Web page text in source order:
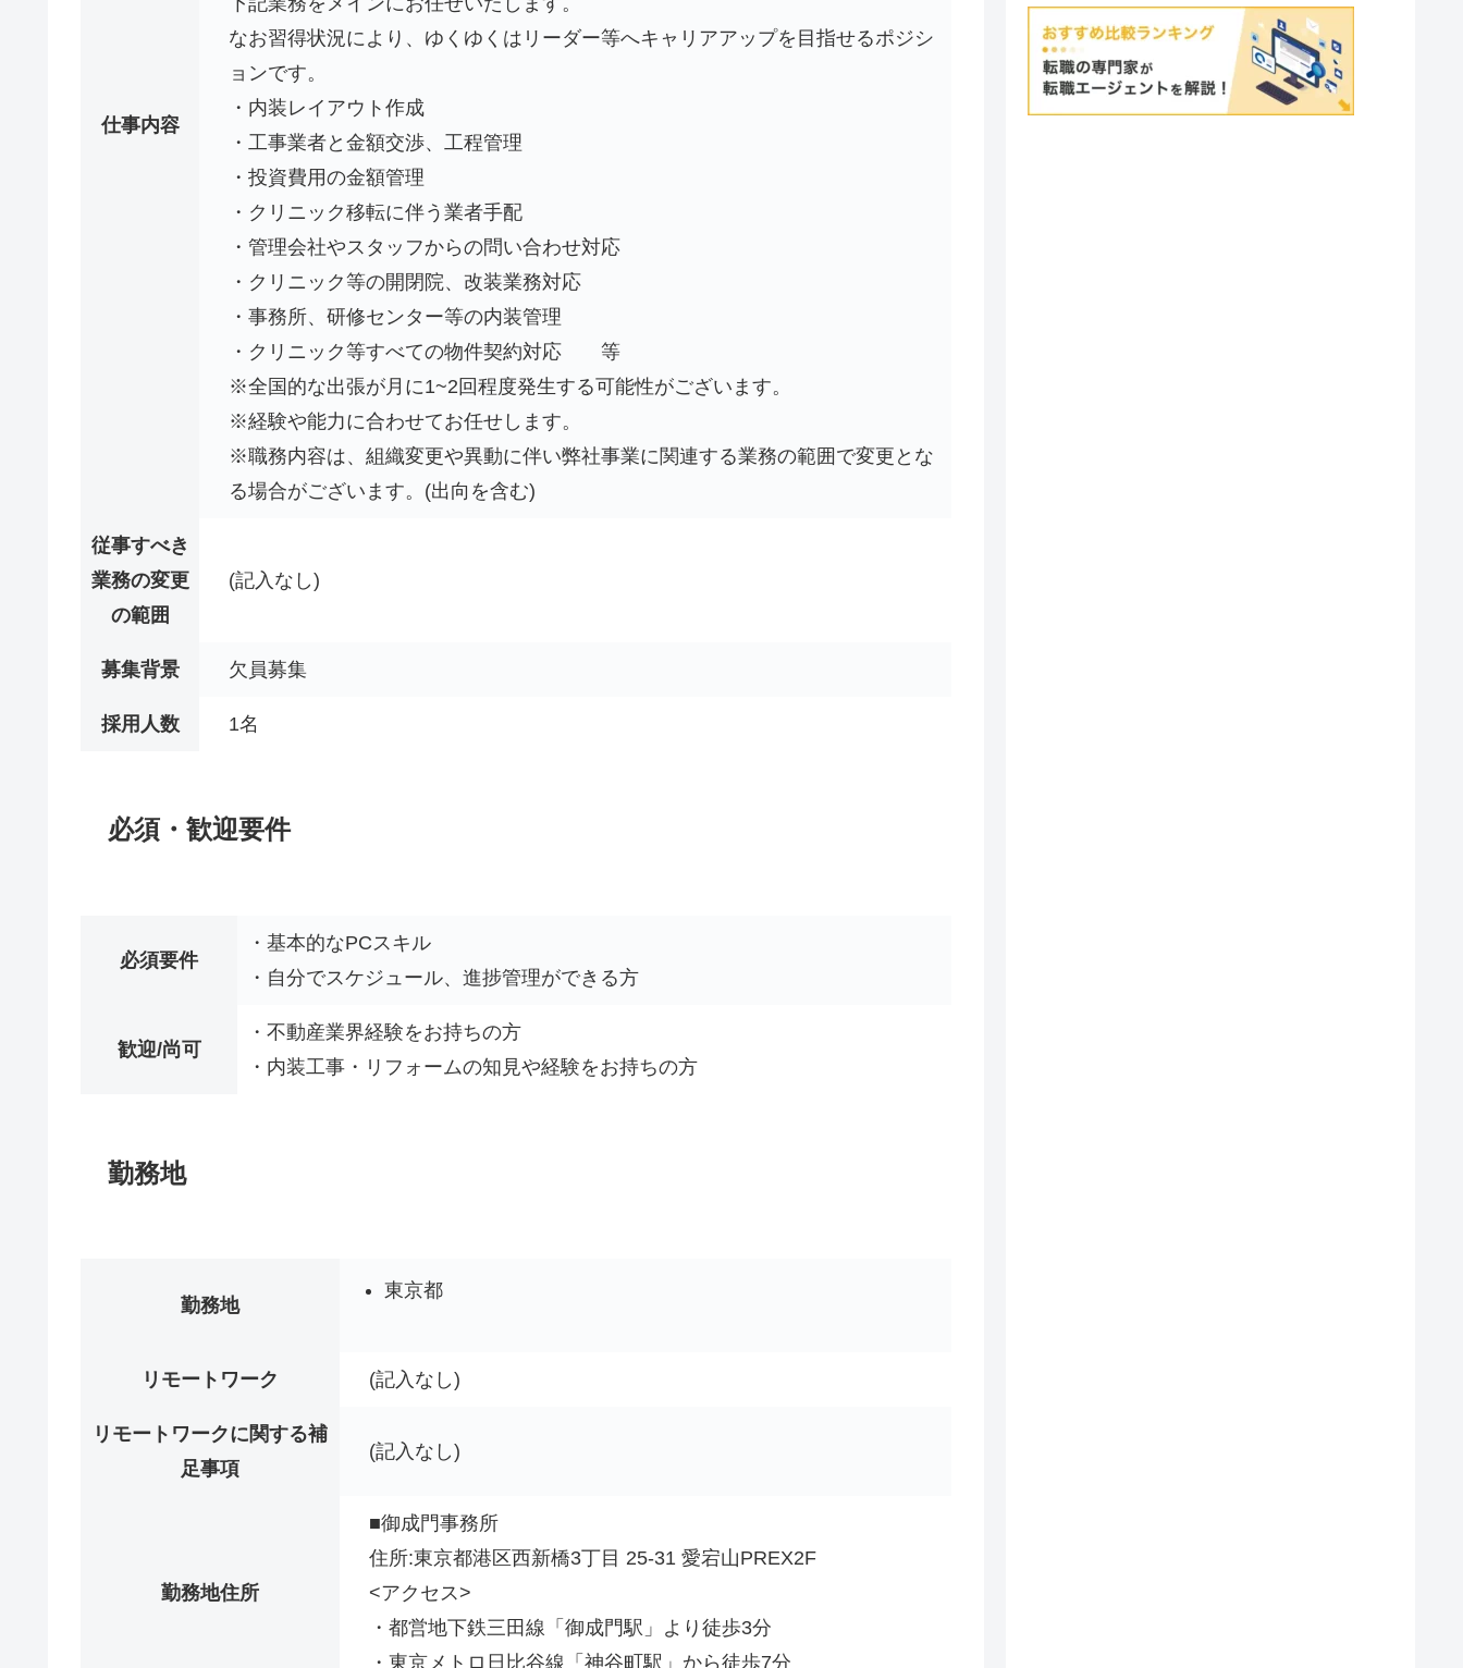
仕事内容
なお習得状況により、ゆくゆくはリーダー等へキャリアアップを目指せるポジシ
ョンです。
・内装レイアウト作成
・工事業者と金額交渉、工程管理
・投資費用の金額管理
・クリニック移転に伴う業者手配
・管理会社やスタッフからの問い合わせ対応
・クリニック等の開閉院、改装業務対応
・事務所、研修センター等の内装管理
・クリニック等すべての物件契約対応 等
※全国的な出張が月に1~2回程度発生する可能性がございます。
※経験や能力に合わせてお任せします。
※職務内容は、組織変更や異動に伴い弊社事業に関連する業務の範囲で変更とな
る場合がございます。(出向を含む)
従事すべき
業務の変更
の範囲
(記入なし)
募集背景 欠員募集
採用人数 1名
必須・歓迎要件
必須要件
・基本的なPCスキル
・自分でスケジュール、進捗管理ができる方
歓迎/尚可
・不動産業界経験をお持ちの方
・内装工事・リフォームの知見や経験をお持ちの方
勤務地
勤務地
東京都
リモートワーク (記入なし)
リモートワークに関する補
足事項
(記入なし)
勤務地住所
■御成門事務所
住所:東京都港区西新橋3丁目 25-31 愛宕山PREX2F
<アクセス>
・都営地下鉄三田線「御成門駅」より徒歩3分
・東京メトロ日比谷線「神谷町駅」から徒歩7分